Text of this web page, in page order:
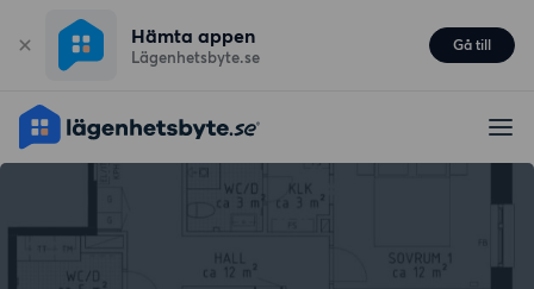
Hämta appen
Lägenhetsbyte.se
Gå till